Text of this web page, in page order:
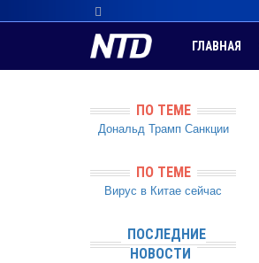
ГЛАВНАЯ
ПО ТЕМЕ
Дональд Трамп Санкции
ПО ТЕМЕ
Вирус в Китае сейчас
ПОСЛЕДНИЕ
НОВОСТИ